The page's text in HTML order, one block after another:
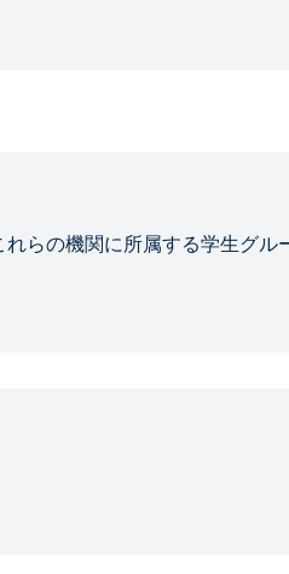
らの機関に所属する学生グ